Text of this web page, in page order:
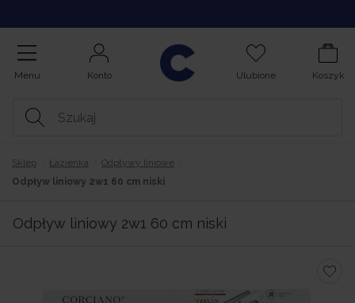
Menu Konto Ulubione Koszyk
Sklep Łazienka
Odpływy liniowe
Odpływ liniowy 2w1 60 cm niski
Odpływ liniowy 2w1 60 cm niski